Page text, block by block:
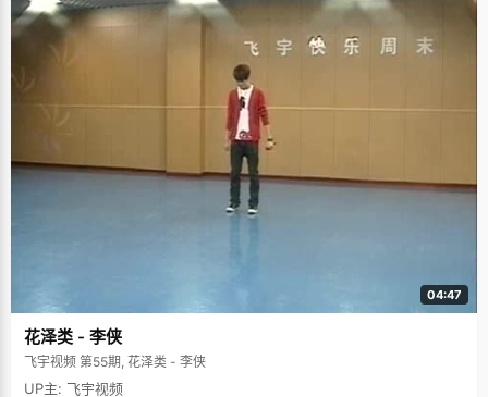
04:47
花泽类 - 李侠
飞宇视频 第55期, 花泽类 - 李侠
UP主: 飞宇视频